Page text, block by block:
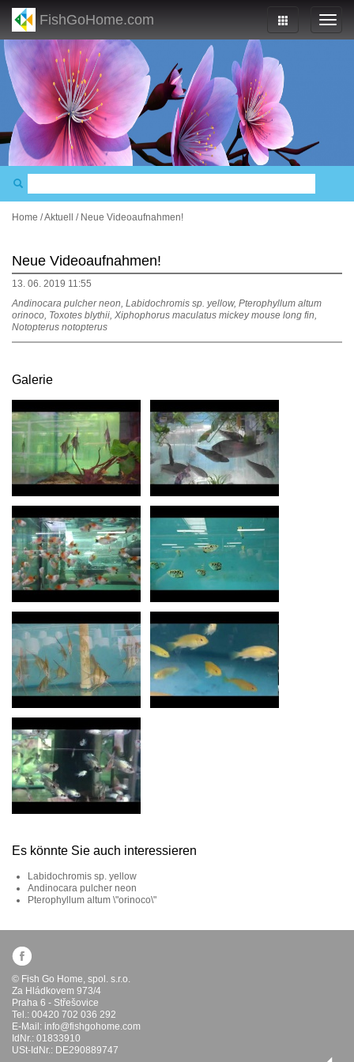
FishGoHome.com
Home /Aktuell / Neue Videoaufnahmen!
Neue Videoaufnahmen!
13. 06. 2019 11:55
Andinocara pulcher neon, Labidochromis sp. yellow, Pterophyllum altum
orinoco, Toxotes blythii, Xiphophorus maculatus mickey mouse long fin,
Notopterus notopterus
Galerie
Es könnte Sie auch interessieren
Labidochromis sp. yellow
Andinocara pulcher neon
Pterophyllum altum \"orinoco\"
© Fish Go Home, spol. s.r.o.
Za Hládkovem 973/4
Praha 6 - Střešovice
Tel.: 00420 702 036 292
E-Mail: info@fishgohome.com
IdNr.: 01833910
USt-IdNr.: DE290889747